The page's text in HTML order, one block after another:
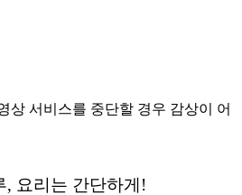
상 서비스를 중단할 경우 감상이 어
, 요리는 간단하게!